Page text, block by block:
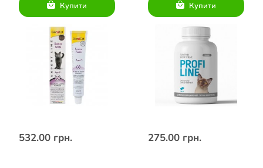
Купити Купити
532.00 грн. 275.00 грн.